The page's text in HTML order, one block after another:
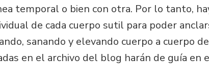
temporal o bien con otra. Por lo tanto,
de cada cuerpo sutil para poder
sanando y elevando cuerpo a cuerpo
en el archivo del blog harán de guía en